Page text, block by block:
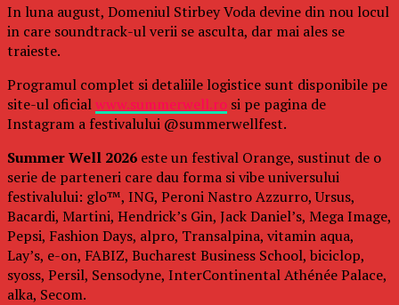
In luna august, Domeniul Stirbey Voda devine din nou locul
in care soundtrack-ul verii se asculta, dar mai ales se
traieste.
Programul complet si detaliile logistice sunt disponibile pe
site-ul oficialwww.summerwell.ro si pe pagina de
Instagram a festivalului @summerwellfest.
Summer Well 2026 este un festival Orange, sustinut de o
serie de parteneri care dau forma si vibe universului
festivalului: glo™, ING, Peroni Nastro Azzurro, Ursus,
Bacardi, Martini, Hendrick’s Gin, Jack Daniel’s, Mega Image,
Pepsi, Fashion Days, alpro, Transalpina, vitamin aqua,
Lay’s, e-on, FABIZ, Bucharest Business School, biciclop,
syoss, Persil, Sensodyne, InterContinental Athénée Palace,
alka, Secom.